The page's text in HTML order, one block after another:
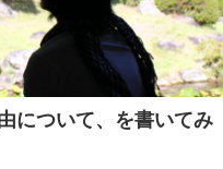
について、を書いてみ